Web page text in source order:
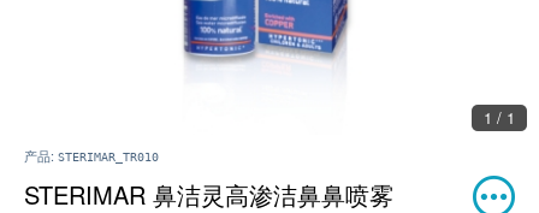
1 / 1
产品: STERIMAR_TR010
STERIMAR 鼻洁灵高渗洁⿐鼻喷雾